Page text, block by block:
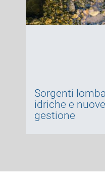
Sorgenti
idriche e
gestione